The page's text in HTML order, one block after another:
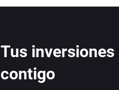
Tus
contigo